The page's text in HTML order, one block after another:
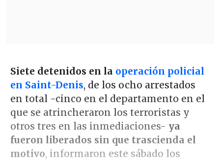
Siete detenidos en la operación policial
en Saint-Denis, de los ocho arrestados
en total -cinco en el departamento en el
que se atrincheraron los terroristas y
otros tres en las inmediaciones- ya
fueron liberados sin que trascienda el
motivo, informaron este sábado los